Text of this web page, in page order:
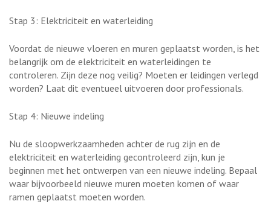
Stap 3: Elektriciteit en waterleiding
Voordat de nieuwe vloeren en muren geplaatst worden, is het
belangrijk om de elektriciteit en waterleidingen te
controleren. Zijn deze nog veilig? Moeten er leidingen verlegd
worden? Laat dit eventueel uitvoeren door professionals.
Stap 4: Nieuwe indeling
Nu de sloopwerkzaamheden achter de rug zijn en de
elektriciteit en waterleiding gecontroleerd zijn, kun je
beginnen met het ontwerpen van een nieuwe indeling. Bepaal
waar bijvoorbeeld nieuwe muren moeten komen of waar
ramen geplaatst moeten worden.